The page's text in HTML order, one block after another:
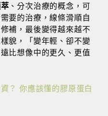
、分次治療的概念，可
要的治療，線條滑順自
補，最後變得越來越不
貌，「變年輕、卻不變
比想像中的更久、更值
？ 你應該懂的膠原蛋白